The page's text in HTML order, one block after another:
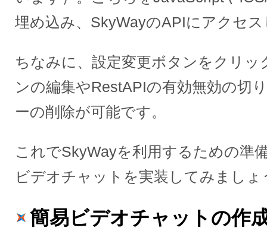
埋め込み、SkyWayのAPIにアクセ
ちなみに、設定変更ボタンをクリッ
ンの編集やRestAPIの有効無効の切
ーの削除が可能です。
これでSkyWayを利用するための準
ビデオチャットを実装してみましょ
簡易ビデオチャットの作